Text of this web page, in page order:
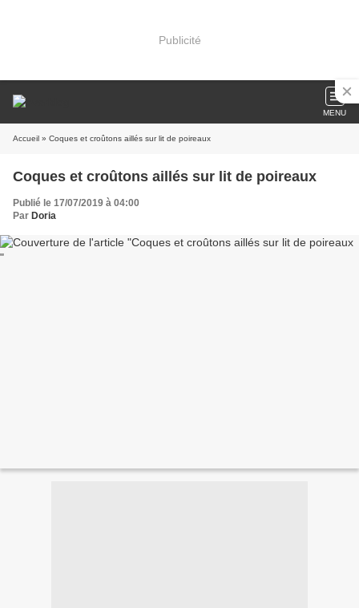
Publicité
MENU
Accueil » Coques et croûtons aillés sur lit de poireaux
Coques et croûtons aillés sur lit de poireaux
Publié le 17/07/2019 à 04:00
Par Doria